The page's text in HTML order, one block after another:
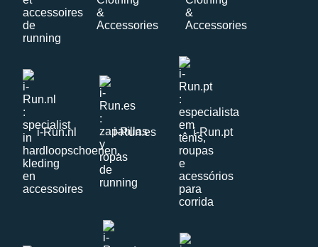
i-Run.nl i-Run.es i-Run.pt